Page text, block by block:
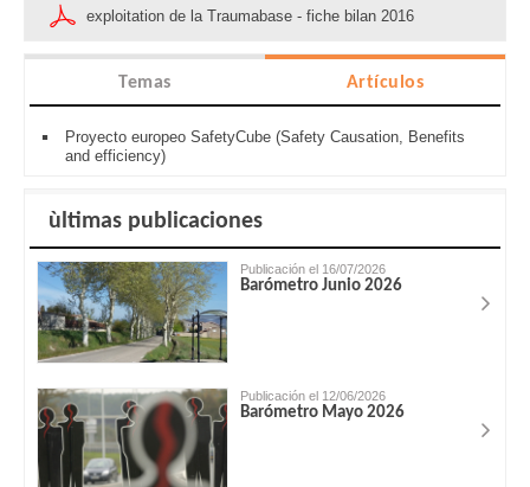
exploitation de la Traumabase - fiche bilan 2016
Temas Artículos
Proyecto europeo SafetyCube (Safety Causation, Benefits
and efficiency)
ùltimas publicaciones
Publicación el 16/07/2026
Barómetro Junio 2026
Publicación el 12/06/2026
Barómetro Mayo 2026